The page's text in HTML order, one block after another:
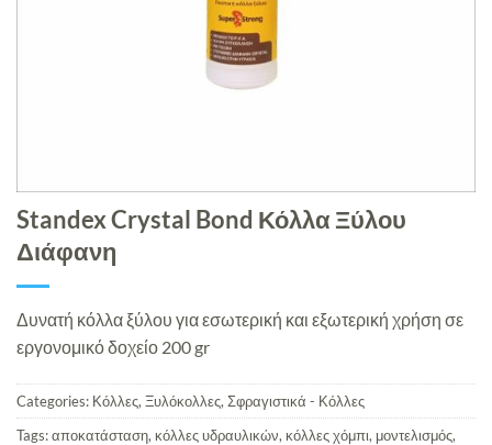
Standex Crystal Bond Κόλλα Ξύλου
Διάφανη
Δυνατή κόλλα ξύλου για εσωτερική και εξωτερική χρήση σε
εργονομικό δοχείο 200 gr
Categories: Κόλλες, Ξυλόκολλες, Σφραγιστικά - Κόλλες
Tags:αποκατάσταση, κόλλες υδραυλικών, κόλλες χόμπι, μοντελισμός,